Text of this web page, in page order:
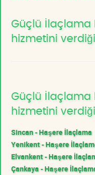
Güçlü İlaçlama
hizmetini
Güçlü İlaçlama
hizmetini
Sincan - Haşere İlaçlama
Yenikent - Haşere
Elvankent - Haşere
Çankaya - Haşere